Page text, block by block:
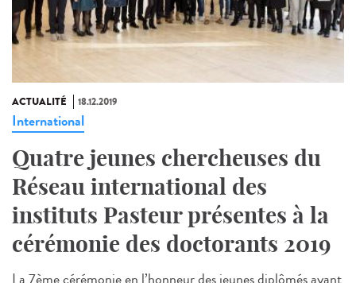
ACTUALITÉ 18.12.2019
International
Quatre jeunes chercheuses du
Réseau international des
instituts Pasteur présentes à la
cérémonie des doctorants 2019
La 7ème cérémonie en l’honneur des jeunes diplômés ayant